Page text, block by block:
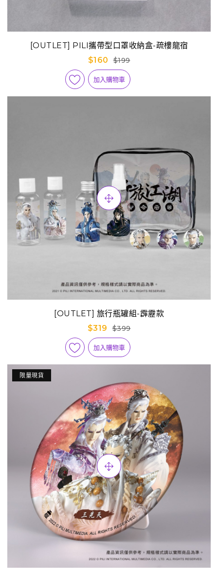
[OUTLET] PILI攜帶型口罩收納盒-疏樓龍宿
$160
$199
加入購物車
[OUTLET] 旅行瓶罐組-霹靂款
$319
$399
加入購物車
限量現貨